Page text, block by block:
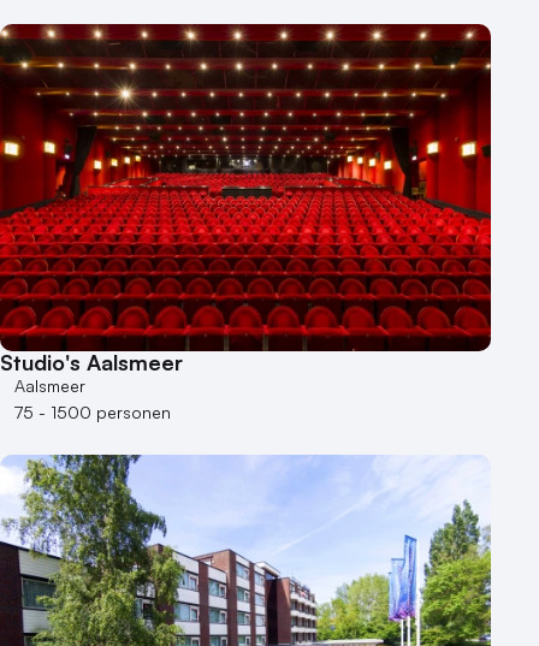
Studio's Aalsmeer
Aalsmeer
75 - 1500 personen